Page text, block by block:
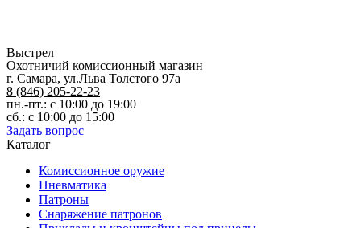
Выстрел
Охотничий комиссионный магазин
г. Самара, ул.Льва Толстого 97а
8 (846) 205-22-23
пн.-пт.: с 10:00 до 19:00
сб.: с 10:00 до 15:00
Задать вопрос
Каталог
Комиссионное оружие
Пневматика
Патроны
Снаряжение патронов